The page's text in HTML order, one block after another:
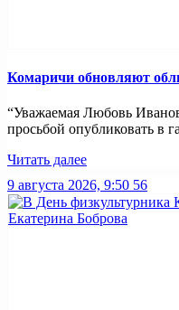
Комаричи обновляют
“Уважаемая Любовь
просьбой опубликовать в
Читать далее
9 августа 2026, 9:50 56